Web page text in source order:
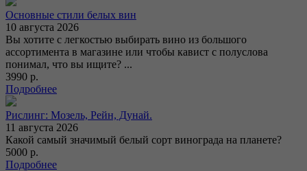
Основные стили белых вин
10 августа 2026
Вы хотите с легкостью выбирать вино из большого
ассортимента в магазине или чтобы кавист с полуслова
понимал, что вы ищите? ...
3990 р.
Подробнее
Рислинг: Мозель, Рейн, Дунай.
11 августа 2026
Какой самый значимый белый сорт винограда на планете?
5000 р.
Подробнее